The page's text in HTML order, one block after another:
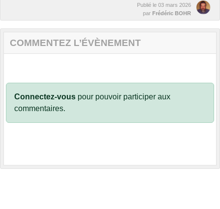
Publié le 03 mars 2026
par Frédéric BOHR
COMMENTEZ L’ÉVÈNEMENT
Connectez-vous pour pouvoir participer aux
commentaires.